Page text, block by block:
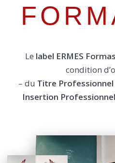
Le label ERMES
condition
– du Titre Professionnel
Insertion